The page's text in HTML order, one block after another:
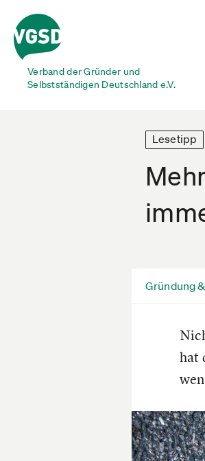
Verband der Gründer und
Selbstständigen Deutschland e.V.
Lesetipp
Gründung
hat